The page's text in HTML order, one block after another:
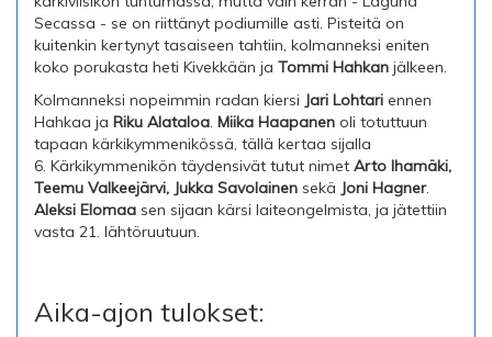
Secassa - se on riittänyt podiumille asti. Pisteitä on
kuitenkin kertynyt tasaiseen tahtiin, kolmanneksi eniten
koko porukasta heti Kivekkään ja Tommi Hahkan jälkeen.
Kolmanneksi nopeimmin radan kiersi Jari Lohtari ennen
Hahkaa ja Riku Alataloa. Miika Haapanen oli totuttuun
tapaan kärkikymmenikössä, tällä kertaa sijalla
6. Kärkikymmenikön täydensivät tutut nimet Arto Ihamäki,
Teemu Valkeejärvi, Jukka Savolainen sekä Joni Hagner.
Aleksi Elomaa sen sijaan kärsi laiteongelmista, ja jätettiin
vasta 21. lähtöruutuun.
Aika-ajon tulokset: